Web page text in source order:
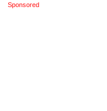
Sponsored